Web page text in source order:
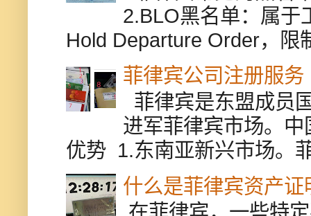
2.BLO黑名单：属于
Hold Departure Order，限
菲律宾公司注册服务
菲律宾是东盟成员
进军菲律宾市场。
优势 1.东南亚新兴市场。
什么是菲律宾资产证